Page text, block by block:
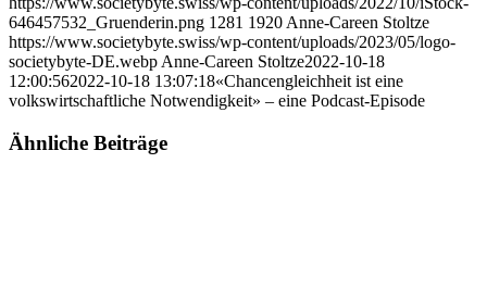
646457532_Gruenderin.png 1281 1920 Anne-Careen Stoltze
https://www.societybyte.swiss/wp-content/uploads/2023/05/logo-
societybyte-DE.webp Anne-Careen Stoltze2022-10-18
12:00:562022-10-18 13:07:18«Chancengleichheit ist eine
volkswirtschaftliche Notwendigkeit» – eine Podcast-Episode
Ähnliche Beiträge